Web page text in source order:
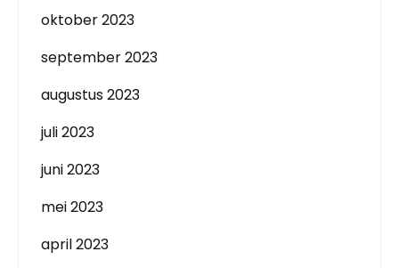
oktober 2023
september 2023
augustus 2023
juli 2023
juni 2023
mei 2023
april 2023